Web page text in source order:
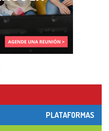
PLATAFORMAS